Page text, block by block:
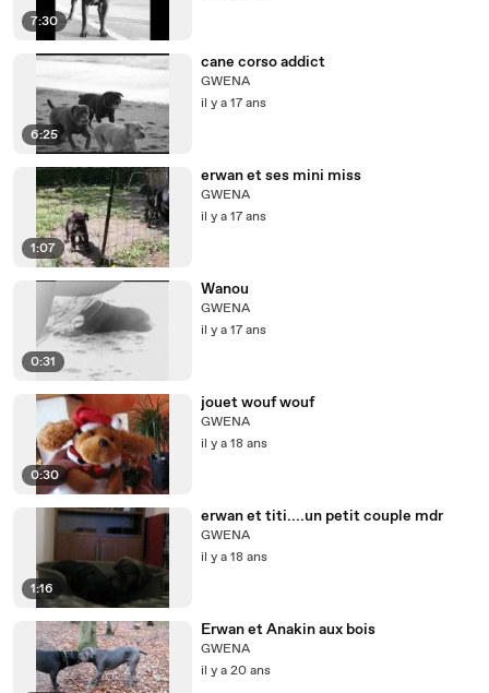
7:30
6:25
cane corso addict
GWENA
il y a 17 ans
1:07
erwan et ses mini miss
GWENA
il y a 17 ans
0:31
Wanou
GWENA
il y a 17 ans
0:30
jouet wouf wouf
GWENA
il y a 18 ans
1:16
erwan et titi....un petit couple mdr
GWENA
il y a 18 ans
Erwan et Anakin aux bois
GWENA
il y a 20 ans